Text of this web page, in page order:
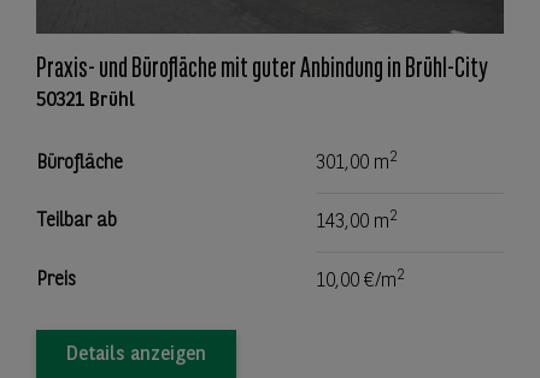
Praxis- und Bürofläche mit guter Anbindung in Brühl-City
50321 Brühl
Bürofläche 301,00 m2
Teilbar ab 143,00 m2
Preis 10,00 €/m2
Details anzeigen